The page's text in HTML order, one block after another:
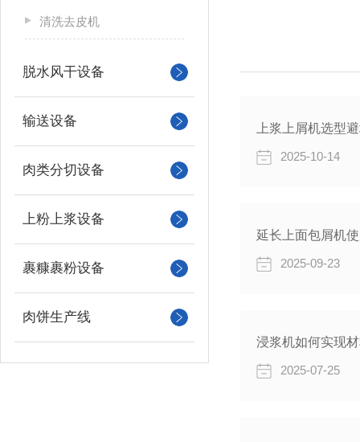
清洗去皮机
脱水风干设备
输送设备
肉类分切设备
上粉上浆设备
裹糠裹粉设备
肉饼生产线
上浆上屑机选型
2025-10-14
延长上面包屑机
2025-09-23
浸浆机如何实现
2025-07-25